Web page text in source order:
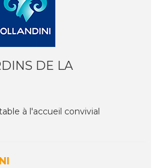
DE LA
à l'accueil convivial